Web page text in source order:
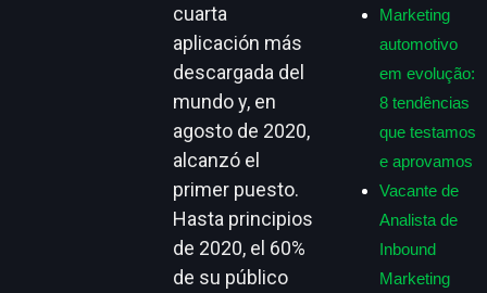
cuarta
aplicación más
descargada del
mundo y, en
agosto de 2020,
alcanzó el
primer puesto.
Hasta principios
de 2020, el 60%
de su público
Marketing
automotivo
em evolução:
8 tendências
que testamos
e aprovamos
Vacante de
Analista de
Inbound
Marketing